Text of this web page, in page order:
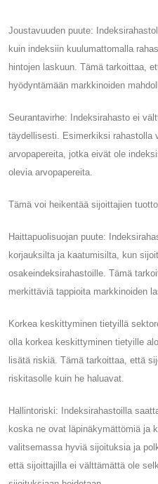
Joustavuuden puute:
kuin indeksiin kuulumattomalla
hintojen laskuun. Tämä tarkoittaa,
hyödyntämään markkinoiden
Seurantavirhe: Indeksirahasto ei
täydellisesti. Esimerkiksi rahastolla
arvopapereita, jotka eivät ole
olevia arvopapereita.
Tämä voi heikentää sijoittajien
Haittapuolisuojan puute:
korjauksilta ja kaatumisilta, kun
osakeindeksirahastoille. Tämä
merkittäviä tappioita markkinoiden
Korkea keskittyminen tietyillä
olla korkea keskittyminen tietyille
lisätä riskiä. Tämä tarkoittaa, että
riskitasolle kuin he haluavat.
Hallintoriski: Indeksirahastoilla
koska ne ovat läpinäkymättömiä ja
valitsemassa hyviä sijoituksia ja
että sijoittajilla ei välttämättä ole